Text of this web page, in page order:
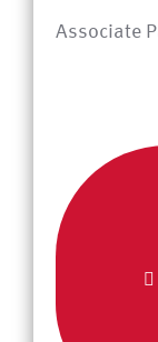
Associate